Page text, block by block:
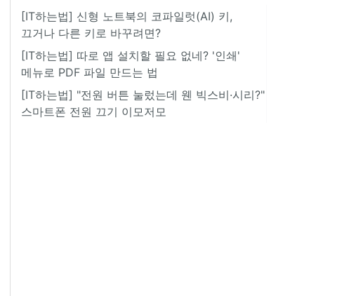
[IT하는법] 신형 노트북의 코파일럿(AI) 키,
끄거나 다른 키로 바꾸려면?
[IT하는법] 따로 앱 설치할 필요 없네? '인쇄'
메뉴로 PDF 파일 만드는 법
[IT하는법] "전원 버튼 눌렀는데 웬 빅스비·시리?"
스마트폰 전원 끄기 이모저모